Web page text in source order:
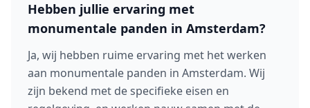
Hebben jullie ervaring met
monumentale panden in Amsterdam?
Ja, wij hebben ruime ervaring met het werken
aan monumentale panden in Amsterdam. Wij
zijn bekend met de specifieke eisen en